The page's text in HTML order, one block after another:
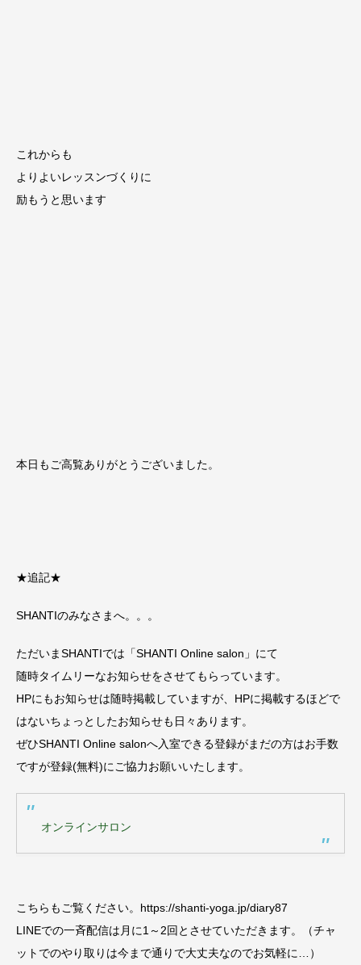
これからも
よりよいレッスンづくりに
励もうと思います
本日もご高覧ありがとうございました。
★追記★
SHANTIのみなさまへ。。。
ただいまSHANTIでは「SHANTI Online salon」にて
随時タイムリーなお知らせをさせてもらっています。
HPにもお知らせは随時掲載していますが、HPに掲載するほどで
はないちょっとしたお知らせも日々あります。
ぜひSHANTI Online salonへ入室できる登録がまだの方はお手数
ですが登録(無料)にご協力お願いいたします。
オンラインサロン
こちらもご覧ください。https://shanti-yoga.jp/diary87
LINEでの一斉配信は月に1～2回とさせていただきます。（チャ
ットでのやり取りは今まで通りで大丈夫なのでお気軽に…）